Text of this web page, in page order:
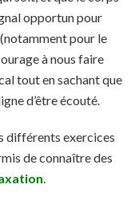
opportun pour
pour le
à nous faire
tout en sachant que
d’être écouté.
différents exercices
de connaître des
.